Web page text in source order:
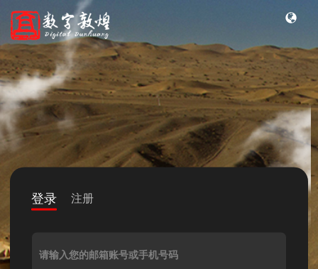
登录 注册
请输入您的邮箱账号或手机号码